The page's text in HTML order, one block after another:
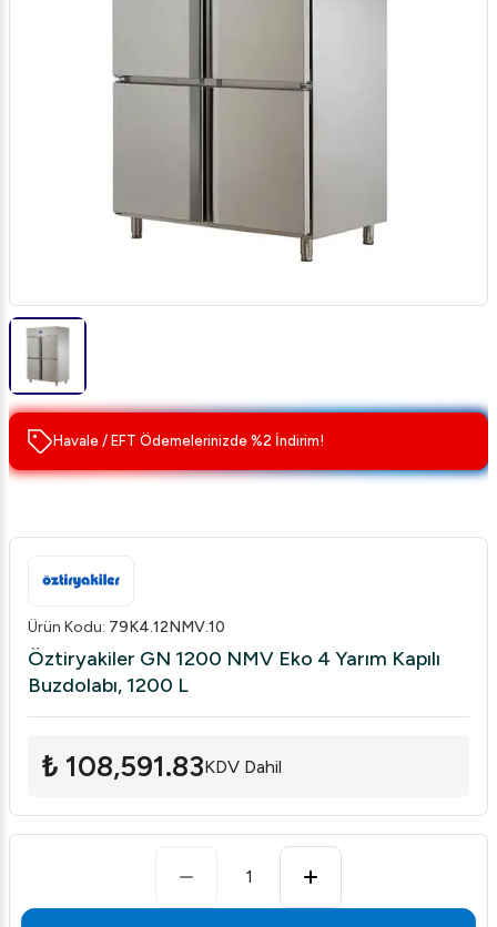
Havale / EFT Ödemelerinizde %2 İndirim!
Ürün Kodu: 79K4.12NMV.10
Öztiryakiler GN 1200 NMV Eko 4 Yarım Kapılı
Buzdolabı, 1200 L
₺ 108,591.83KDV Dahil
1